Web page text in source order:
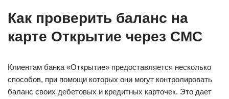
Как проверить баланс на
карте Открытие через СМС
Клиентам банка «Открытие» предоставляется несколько
способов, при помощи которых они могут контролировать
баланс своих дебетовых и кредитных карточек. Это дает